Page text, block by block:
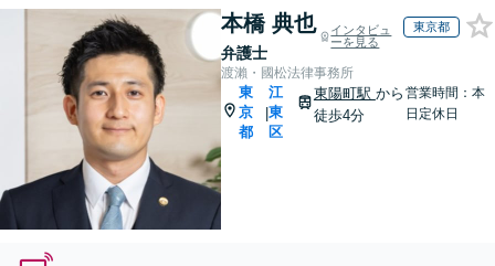
本橋 典也
弁護士
インタビュ
ーを見る
東京都
渡瀨・國松法律事務所
東
京
都
|
江
東
区
東陽町駅 から
徒歩4分
営業時間：本
日定休日